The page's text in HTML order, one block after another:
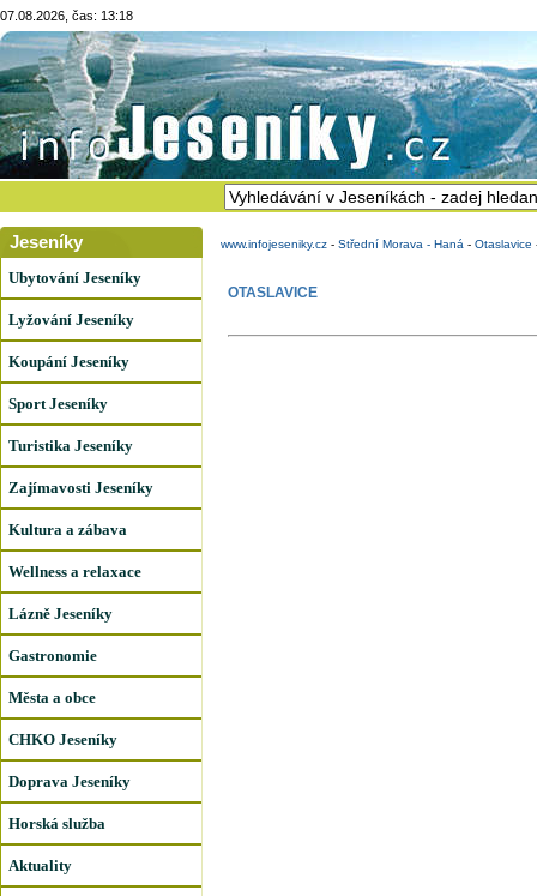
07.08.2026, čas: 13:18
Jeseníky
Ubytování Jeseníky
Lyžování Jeseníky
Koupání Jeseníky
Sport Jeseníky
Turistika Jeseníky
Zajímavosti Jeseníky
Kultura a zábava
Wellness a relaxace
Lázně Jeseníky
Gastronomie
Města a obce
CHKO Jeseníky
Doprava Jeseníky
Horská služba
Aktuality
www.infojeseniky.cz - Střední Morava - Haná - Otaslavice
OTASLAVICE